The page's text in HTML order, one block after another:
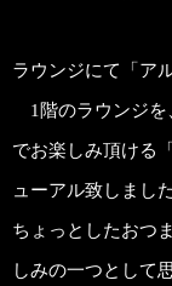
ラウンジにて「ア
1階のラウンジを
でお楽しみ頂ける
ューアル致しまし
ちょっとしたおつ
しみの一つとして